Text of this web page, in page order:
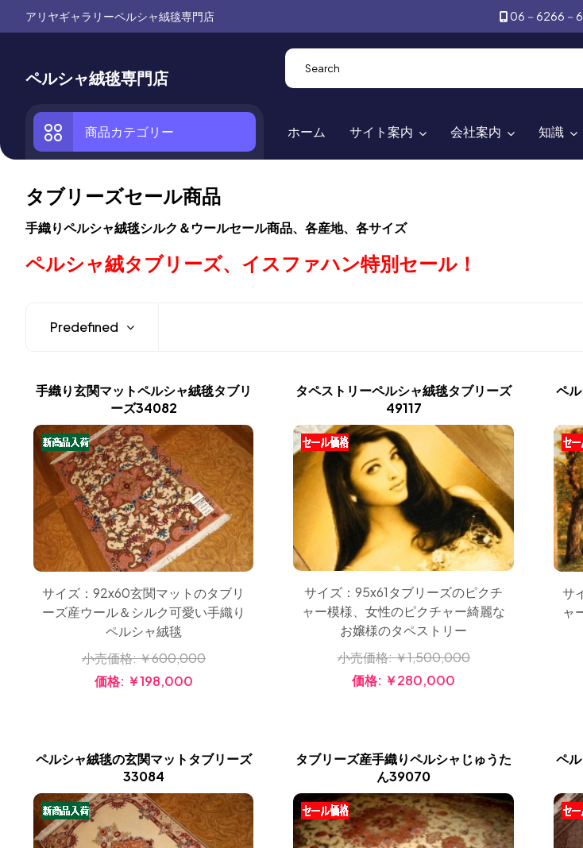
アリヤギャラリーペルシャ絨毯専門店 06－6266－
ペルシャ絨毯専門店
商品カテゴリー ホーム サイト案内 会社案内 知識
タブリーズセール商品
手織りペルシャ絨毯シルク＆ウールセール商品、各産地、各サイズ
ペルシャ絨タブリーズ、イスファハン特別セール！
手織り玄関マットペルシャ絨毯タブリ
ーズ34082
サイズ：92x60玄関マットのタブリ
ーズ産ウール＆シルク可愛い手織り
ペルシャ絨毯
小売価格:￥600,000
価格: ￥198,000
タペストリーペルシャ絨毯タブリーズ
49117
サイズ：95x61タブリーズのピクチ
ャー模様、女性のピクチャー綺麗な
お嬢様のタペストリー
小売価格:￥1,500,000
価格: ￥280,000
ペ
サ
ャ
ペルシャ絨毯の玄関マットタブリーズ
33084
タブリーズ産手織りペルシャじゅうた
ん39070
ペ